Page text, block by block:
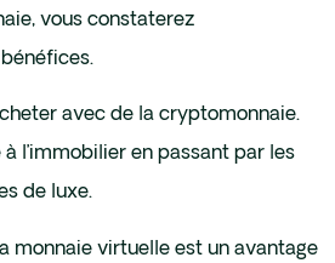
vous constaterez
avec de la cryptomonnaie.
l’immobilier en passant par les
de luxe.
monnaie virtuelle est un avantage